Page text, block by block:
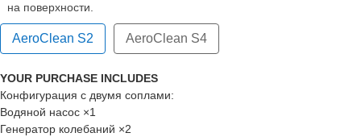
на поверхности.
AeroClean S2 AeroClean S4
YOUR PURCHASE INCLUDES
Конфигурация с двумя соплами:
Водяной насос ×1
Генератор колебаний ×2